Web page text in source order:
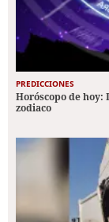
PREDICCIONES
Horóscopo de hoy:
zodiaco